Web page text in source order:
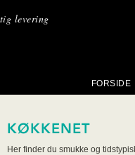
levering
FORSIDE
KØKKENET
Her finder du smukke og